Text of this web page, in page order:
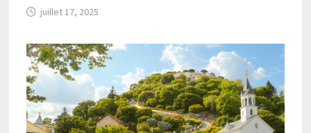
juillet 17, 2025